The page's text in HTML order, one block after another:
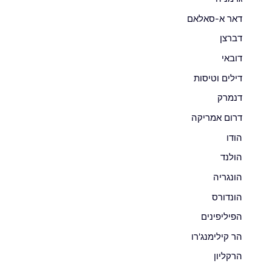
דאר א-סאלאם
דברצן
דובאי
דילים וטיסות
דנמרק
דרום אמריקה
הודו
הולנד
הונגריה
הונדורס
הפיליפינים
הר קילימנג'רו
הרקליון